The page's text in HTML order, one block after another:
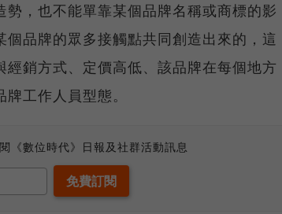
，也不能單靠某個品牌名稱或商標的影
品牌的眾多接觸點共同創造出來的，這
銷方式、定價高低、該品牌在每個地方
工作人員型態。
《數位時代》日報及社群活動訊息